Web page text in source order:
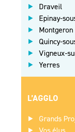
Draveil
Epinay-
Montgeron
Quincy-
Vigneux-
Yerres
L’AGGLO
Grands